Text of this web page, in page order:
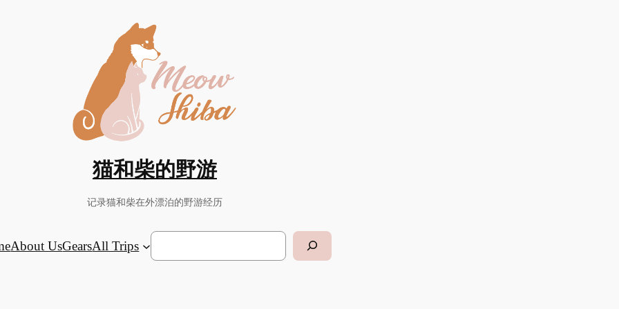
猫和柴的野游
记录猫和柴在外漂泊的野游经历
About UsGearsAll Trips
Search